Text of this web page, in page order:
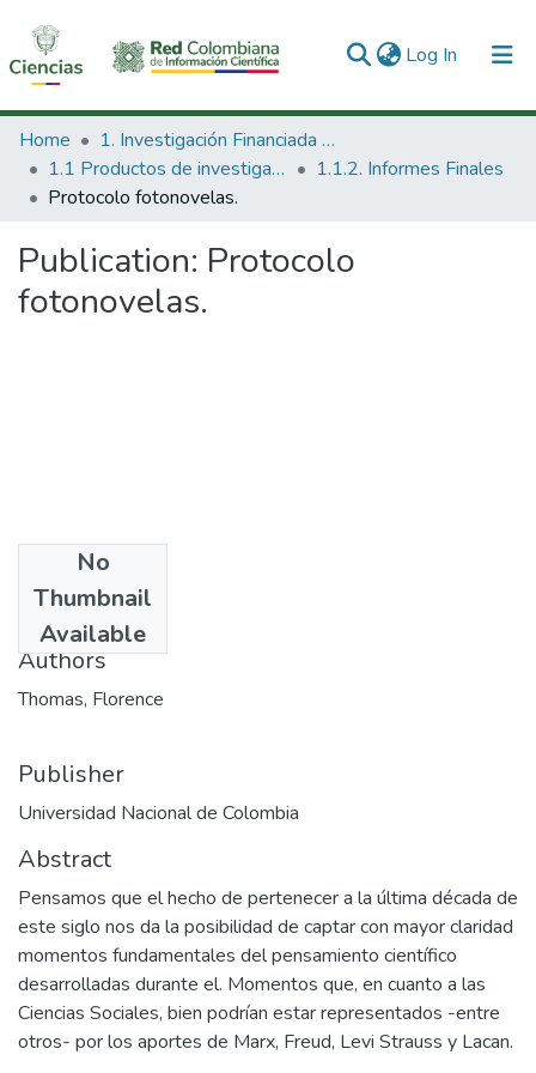
Log In (current)
Communities & Collections
All of DSpace
Home
1. Investigación Financiada con Recursos Públicos
1.1 Productos de investigación
1.1.2. Informes Finales
Protocolo fotonovelas.
Publication: Protocolo
fotonovelas.
No
Thumbnail
Available
1992
Authors
Thomas, Florence
Publisher
Universidad Nacional de Colombia
Abstract
Pensamos que el hecho de pertenecer a la última década de
este siglo nos da la posibilidad de captar con mayor claridad
momentos fundamentales del pensamiento científico
desarrolladas durante el. Momentos que, en cuanto a las
Ciencias Sociales, bien podrían estar representados -entre
otros- por los aportes de Marx, Freud, Levi Strauss y Lacan.